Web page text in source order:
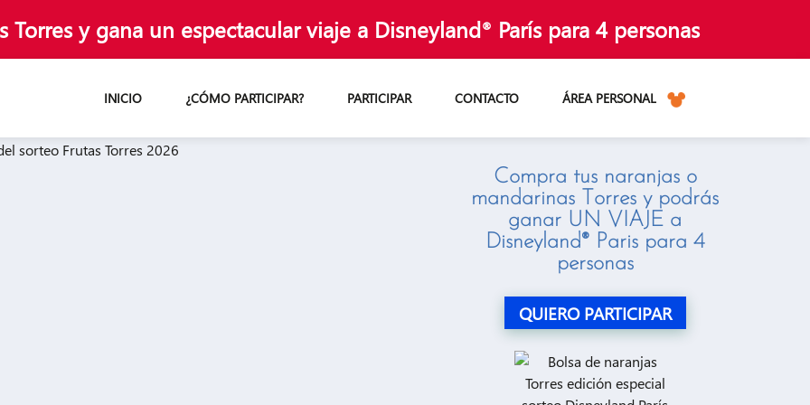
Torres y gana un espectacular viaje a Disneyland® París para 4 personas
INICIO ¿CÓMO PARTICIPAR? PARTICIPAR CONTACTO ÁREA PERSONAL
Marketing Promocional para el Sector Alimentario en España
por TPH Marketing, agencia premium especializada en marketing promocional y experiencias de marca para el sector
y conforme al RGPD, con validación automática de datos, control de duplicidades y trazabilidad completa de cada
marcas con consumidores, ofreciendo soluciones innovadoras en sorteos online y offline para alimentación, farmacia y
Compra tus naranjas o
mandarinas Torres y podrás
ganar UN VIAJE a
Disneyland® Paris para 4
personas
QUIERO PARTICIPAR